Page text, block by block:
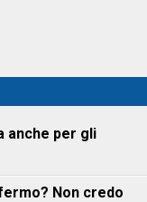
anche per gli
Non credo